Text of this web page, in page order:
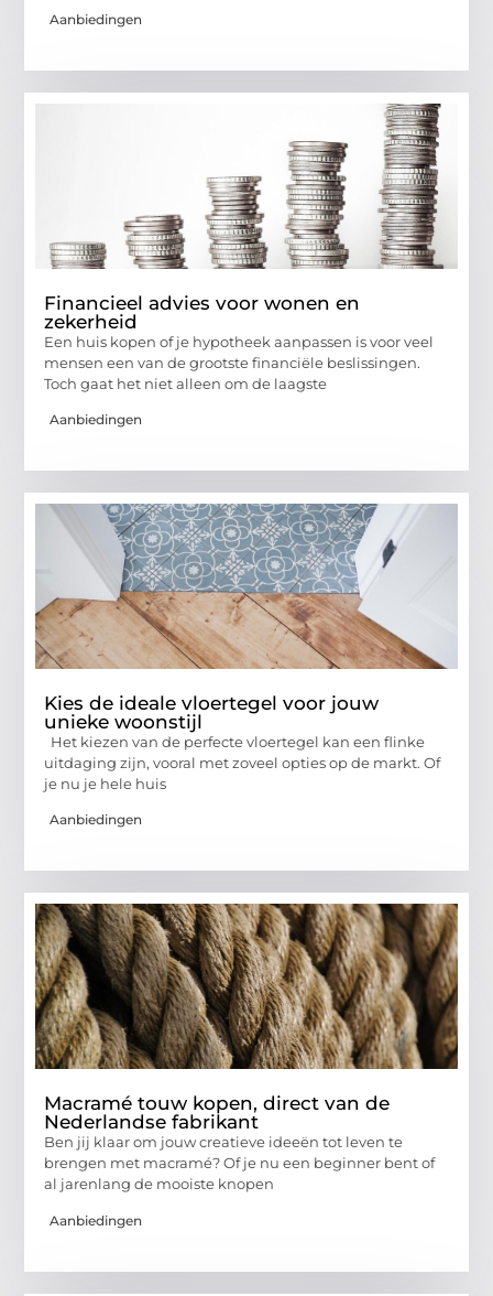
Aanbiedingen
Financieel advies voor wonen en
zekerheid
Een huis kopen of je hypotheek aanpassen is voor veel
mensen een van de grootste financiële beslissingen.
Toch gaat het niet alleen om de laagste
Aanbiedingen
Kies de ideale vloertegel voor jouw
unieke woonstijl
Het kiezen van de perfecte vloertegel kan een flinke
uitdaging zijn, vooral met zoveel opties op de markt. Of
je nu je hele huis
Aanbiedingen
Macramé touw kopen, direct van de
Nederlandse fabrikant
Ben jij klaar om jouw creatieve ideeën tot leven te
brengen met macramé? Of je nu een beginner bent of
al jarenlang de mooiste knopen
Aanbiedingen